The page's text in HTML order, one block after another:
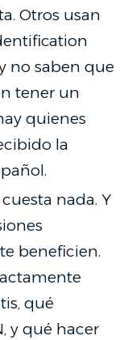
Otros usan
no saben que
tener un
quienes
la
nada. Y
beneficien.
qué
y qué hacer